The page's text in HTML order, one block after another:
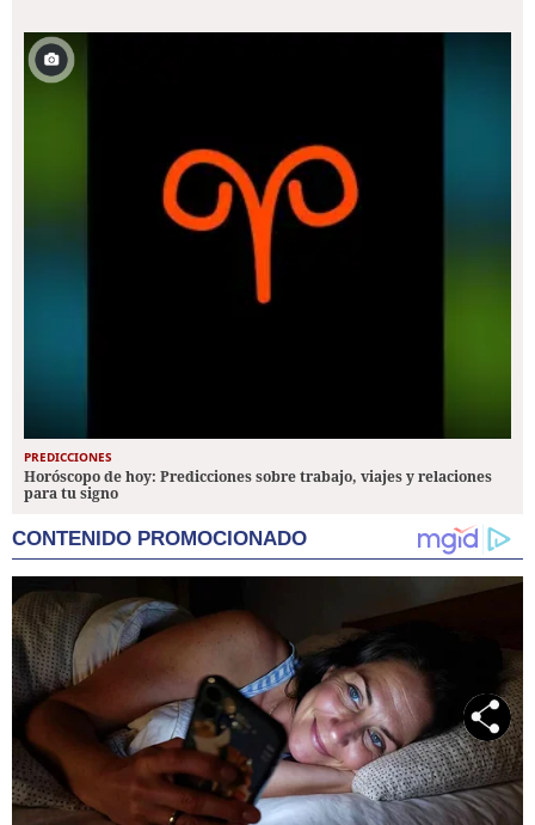
PREDICCIONES
Horóscopo de hoy: Predicciones sobre trabajo, viajes y relaciones
para tu signo
CONTENIDO PROMOCIONADO